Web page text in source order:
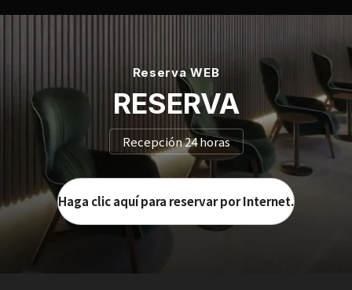
Reserva WEB
RESERVA
Recepción 24 horas
Haga clic aquí para reservar por Internet.